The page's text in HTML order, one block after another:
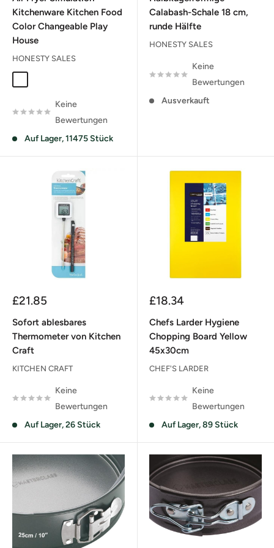
erstklassiges Kochgeschirr und Küchengeräte, sondern
garantieren auch unübertroffene Qualität und
Kundenservice. Wir sind bestrebt, unseren Kunden das Beste
zu bieten, von der Auswahl der richtigen Produkte bis hin
zur Betreuung nach dem Kauf. Holen Sie sich hier das beste
Kochgeschirr und Küchenzubehör und erleben Sie den
Unterschied in Ihrer Küche.
Kitchenware Kitchen Food
Color Changeable Play
House
HONESTY SALES
Keine
Bewertungen
Auf Lager, 11475 Stück
Calabash-Schale 18 cm,
runde Hälfte
HONESTY SALES
Keine
Bewertungen
Ausverkauft
Sonderpreis
£21.85
Sofort ablesbares
Thermometer von Kitchen
Craft
KITCHEN CRAFT
Keine
Bewertungen
Auf Lager, 26 Stück
Sonderpreis
£18.34
Chefs Larder Hygiene
Chopping Board Yellow
45x30cm
CHEF'S LARDER
Keine
Bewertungen
Auf Lager, 89 Stück